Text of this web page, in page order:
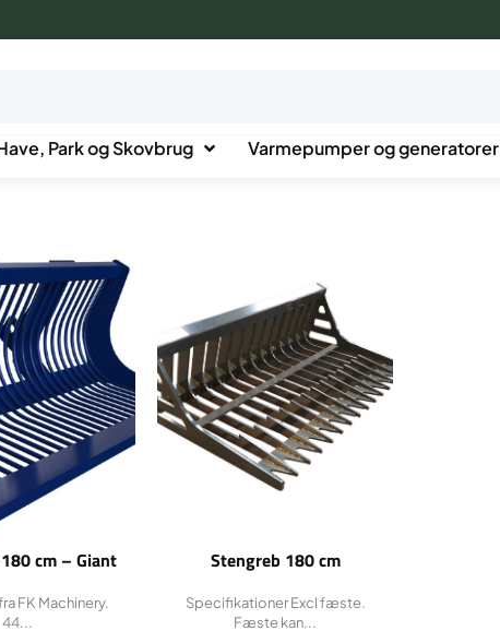
Park og Skovbrug Varmepumper og generatorer
cm – Giant
FK Machinery.
44...
Stengreb 180 cm
Specifikationer Excl fæste.
Fæste kan...